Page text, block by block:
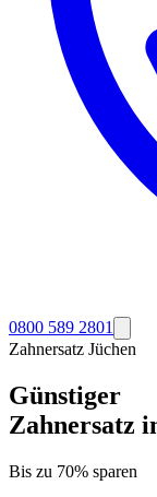
0800 589 2801
Zahnersatz Jüchen
Günstiger
Zahnersatz
Bis zu 70% sparen